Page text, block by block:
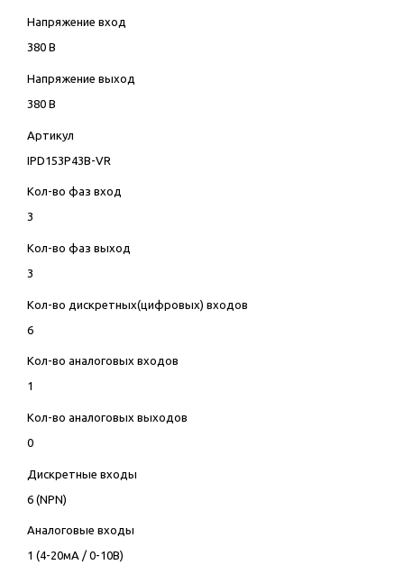
Напряжение вход
380 В
Напряжение выход
380 В
Артикул
IPD153P43B-VR
Кол-во фаз вход
3
Кол-во фаз выход
3
Кол-во дискретных(цифровых) входов
6
Кол-во аналоговых входов
1
Кол-во аналоговых выходов
0
Дискретные входы
6 (NPN)
Аналоговые входы
1 (4-20мА / 0-10В)